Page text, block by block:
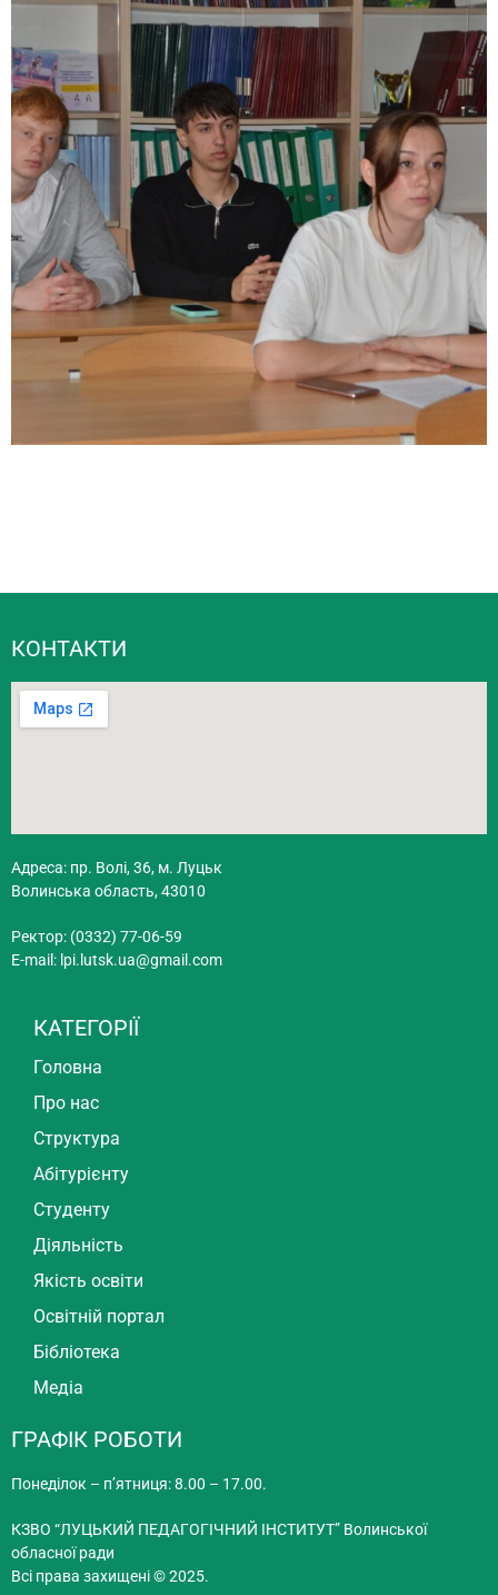
КОНТАКТИ
Адреса: пр. Волі, 36, м. Луцьк
Волинська область, 43010
Ректор: (0332) 77-06-59
E-mail: lpi.lutsk.ua@gmail.com
КАТЕГОРІЇ
Головна
Про нас
Структура
Абітурієнту
Студенту
Діяльність
Якість освіти
Освітній портал
Бібліотека
Медіа
ГРАФІК РОБОТИ
Понеділок – п’ятниця: 8.00 – 17.00.
КЗВО “ЛУЦЬКИЙ ПЕДАГОГІЧНИЙ ІНСТИТУТ” Волинської
обласної ради
Всі права захищені © 2025.